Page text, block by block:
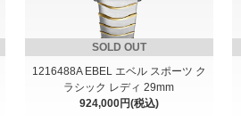
SOLD OUT
1216488A EBEL エベル スポーツ ク
ラシック レディ 29mm
924,000円(税込)